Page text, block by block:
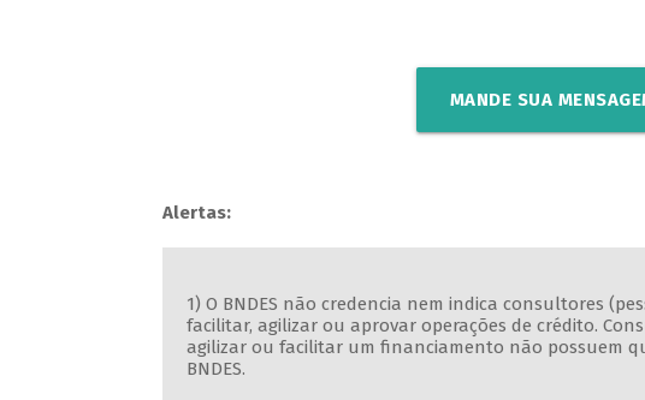
MANDE SUA
Alertas:
1) O BNDES não credencia nem indica consultores
facilitar, agilizar ou aprovar operações de crédito.
agilizar ou facilitar um financiamento não possuem
BNDES.